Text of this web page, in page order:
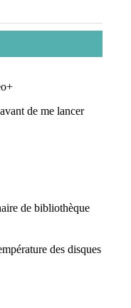
de me lancer
de bibliothèque
des disques